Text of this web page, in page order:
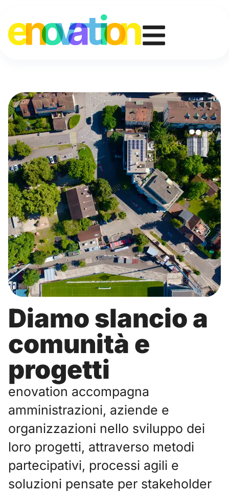
Diamo slancio a
comunità e
progetti
enovation accompagna
amministrazioni, aziende e
organizzazioni nello sviluppo dei
loro progetti, attraverso metodi
partecipativi, processi agili e
soluzioni pensate per stakeholder